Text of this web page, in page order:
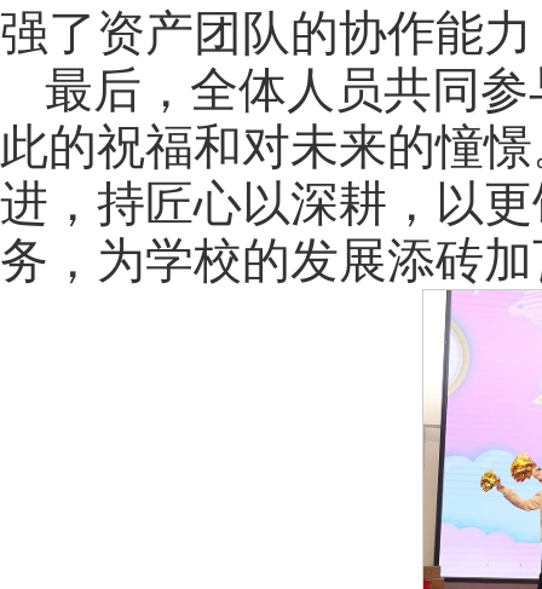
强了资产团队的协作能
最后，全体人员共同
此的祝福和对未来的憧
进，持匠心以深耕，以
务，为学校的发展添砖